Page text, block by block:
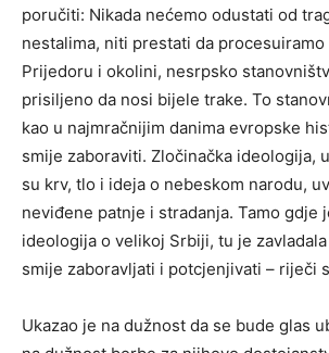
poručiti: Nikada nećemo odustati od
nestalima, niti prestati da
Prijedoru i okolini, nesrpsko
prisiljeno da nosi bijele trake. To
kao u najmračnijim danima evropske
smije zaboraviti. Zločinačka ideologija,
su krv, tlo i ideja o nebeskom narodu,
neviđene patnje i stradanja. Tamo gdje
ideologija o velikoj Srbiji, tu je
smije zaboravljati i potcjenjivati – riječi
Ukazao je na dužnost da se bude glas